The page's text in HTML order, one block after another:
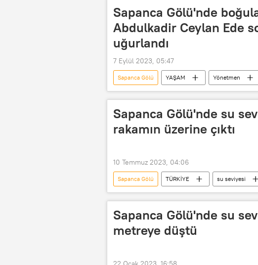
Sapanca Gölü'nde
Abdulkadir Ceylan Ede
uğurlandı
7 Eylül 2023, 05:47
Sapanca Gölü YAŞAM Yönetmen
Sapanca Gölü'nde su
rakamın üzerine çıktı
10 Temmuz 2023, 04:06
Sapanca Gölü TÜRKİYE su seviyesi
Sapanca Gölü'nde su
metreye düştü